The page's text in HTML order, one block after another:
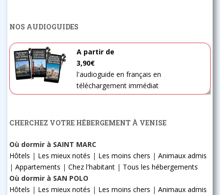
NOS AUDIOGUIDES
A partir de
3,90€
l'audioguide en français en
téléchargement immédiat
CHERCHEZ VOTRE HÉBERGEMENT À VENISE
Où dormir à SAINT MARC
Hôtels | Les mieux notés | Les moins chers | Animaux admis
| Appartements | Chez l'habitant | Tous les hébergements
Où dormir à SAN POLO
Hôtels | Les mieux notés | Les moins chers | Animaux admis